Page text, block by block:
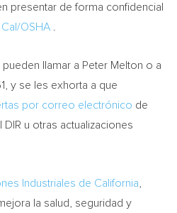
presentar de forma confidencial
OSHA
llamar a Peter Melton o a
y se les exhorta a que
por correo electrónico de
u otras actualizaciones
Industriales de California
la salud, seguridad y